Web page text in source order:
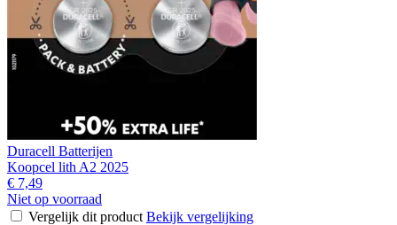
Duracell Batterijen
Koopcel lith A2 2025
€ 7,49
Niet op voorraad
Vergelijk dit product Bekijk vergelijking